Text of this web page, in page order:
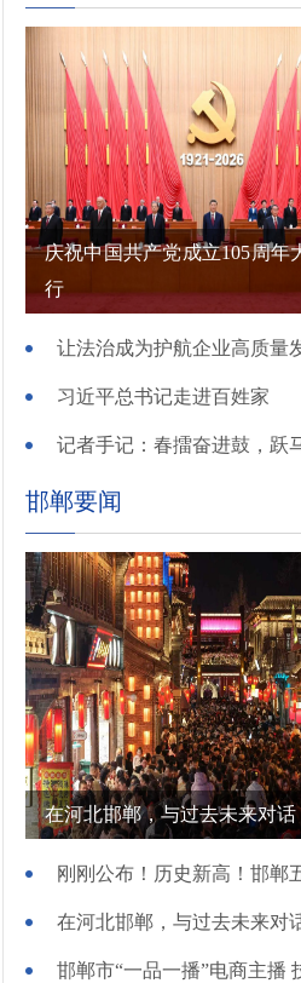
庆祝中国共产党成立105周年
行
习近平总书记走进百姓家
记者手记：春擂奋进鼓，跃
邯郸要闻
在河北邯郸，与过去未来对话
在河北邯郸，与过去未来对